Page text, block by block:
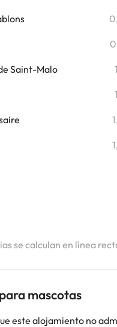
Saint-Malo
se calculan en línea
mascotas
este alojamiento no